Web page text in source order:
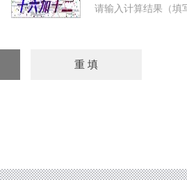
请输入计算结果（填